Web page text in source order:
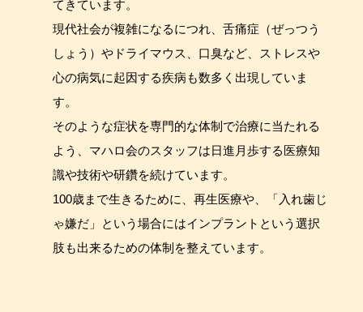
てきています。
現代社会が複雑になるにつれ、舌痛症（ぜっつう
しょう）やドライマウス、口臭など、ストレスや
心の病気に起因する疾病も数多く出現していま
す。
そのような症状を専門的な体制で治療に当たれる
よう、マハロ会のスタッフは日進月歩する医療知
識や技術や研鑽を続けています。
100歳まで生きるために、再生医療や、「入れ歯じ
ゃ嫌だ」という場合にはインプラントという選択
肢も出来るための体制を整えています。